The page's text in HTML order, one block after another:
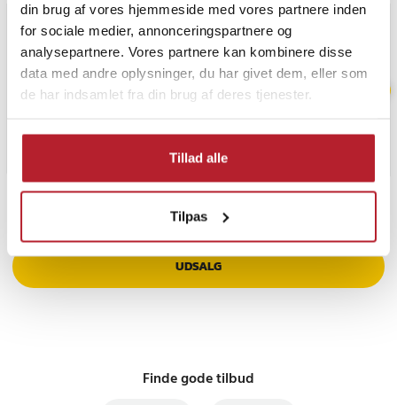
din brug af vores hjemmeside med vores partnere inden
for sociale medier, annonceringspartnere og
analysepartnere. Vores partnere kan kombinere disse
data med andre oplysninger, du har givet dem, eller som
de har indsamlet fra din brug af deres tjenester.
Tillad alle
Tilpas
GAVEIDÉ
PRISGARANTI
UDSALG
Finde gode tilbud